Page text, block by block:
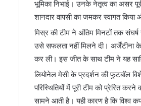
भूमिका निभाई। उनके नेतृत्व का असर
शानदार वापसी का जमकर स्वागत
मिस्र की टीम ने अंतिम मिनटों तक
उसे सफलता नहीं मिलने दी। अर्जेंटीना
कर ली। इस जीत के साथ टीम ने यह
लियोनेल मेसी के प्रदर्शन की फुटबॉल
परिस्थितियों में पूरी टीम को प्रेरित
सामने आती है। यही कारण है कि विश्व